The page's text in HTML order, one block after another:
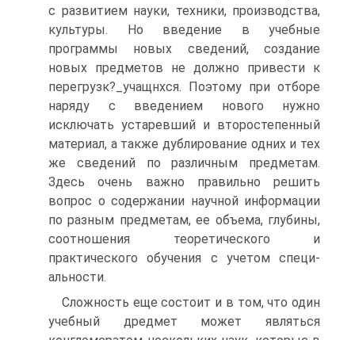
с развитием науки, техники, производства,
культуры. Но введение в учебные
программы новых сведений, создание
новых предметов не должно привести к
перегрузк?_учащнхся. Поэтому при отборе
наряду с введением нового нужно
исключать устаревший и второстепенный
материал, а также дублирование одних и тех
же сведений по различным предметам.
Здесь очень важно правильно решить
вопрос о содержании научной информации
по разным предметам, ее объема, глубины,
соотношения теоретического и
практического обучения с учетом специ-
альности.
Сложность еще состоит и в том, что один
учебный дредмет может являться